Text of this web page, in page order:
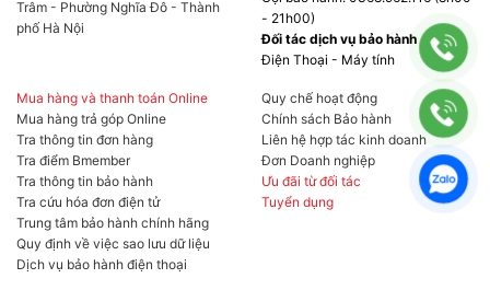
Kích thước tổng thể 53.911 x 19.955 x 44.030
cm và trọng lượng chỉ 5.4Kg, chiếc Dell AIO
này phù hợp với mọi góc làm việc và cực kỳ dễ
Trâm - Phường Nghĩa Đô - Thành
phố Hà Nội
- 21h00)
Đối tác dịch vụ bảo hành
Điện Thoại - Máy tính
Mua hàng và thanh toán Online
Mua hàng trả góp Online
Tra thông tin đơn hàng
Tra điểm Bmember
Tra thông tin bảo hành
Tra cứu hóa đơn điện tử
Trung tâm bảo hành chính hãng
Quy định về việc sao lưu dữ liệu
Dịch vụ bảo hành điện thoại
Quy chế hoạt động
Chính sách Bảo hành
Liên hệ hợp tác kinh doanh
Đơn Doanh nghiệp
Ưu đãi từ đối tác
Tuyển dụng